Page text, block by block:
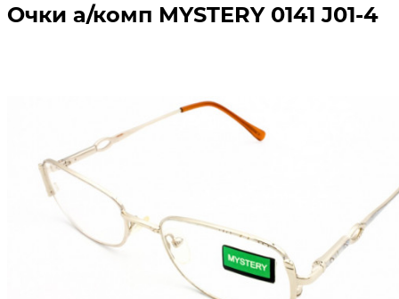
Очки а/комп MYSTERY 0141 J01-4